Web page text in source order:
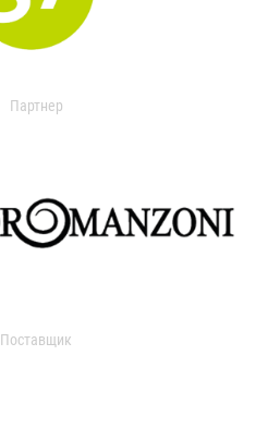
Партнер
Поставщик